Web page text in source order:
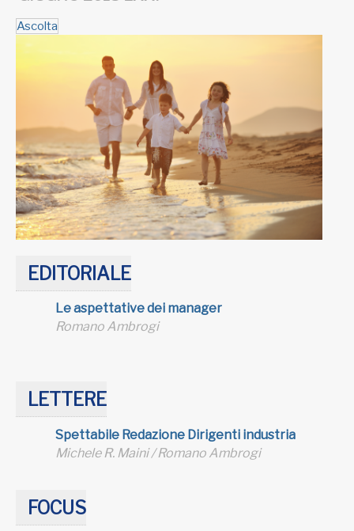
Ascolta
EDITORIALE
Le aspettative dei manager
Romano Ambrogi
LETTERE
Spettabile Redazione Dirigenti industria
Michele R. Maini / Romano Ambrogi
FOCUS